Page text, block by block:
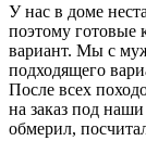
У нас в доме
поэтому готовые
вариант. Мы с
подходящего
После всех
на заказ под
обмерил,